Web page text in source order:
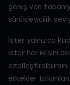
geniş veri
sürükleyicilik
İster yalnızca
ister her ikisini
erkekler